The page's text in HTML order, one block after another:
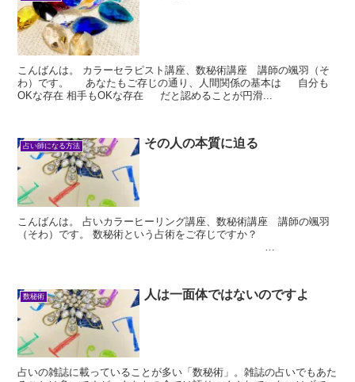
こんばんは。 カラーセラピスト講座、数秘術講座 講師の颯羽（そ
わ）です。 あなたもご存じの通り、人間関係の基本は 自分も
OKな存在 相手もOKな存在 だと認めることが円滑...
占い師になる方法 その人の本質に迫る
こんばんは。 占いカラーヒーリング講座、数秘術講座 講師の颯羽
（そわ）です。 数秘術という占術をご存じですか？
数秘術 人は一面体ではないのですよ
占いの雑誌に載っていることが多い「数秘術」。雑誌の占いでもあた